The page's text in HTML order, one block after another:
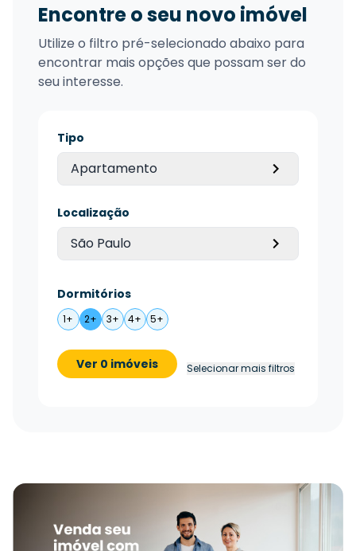
Encontre o seu novo imóvel
Utilize o filtro pré-selecionado abaixo para
encontrar mais opções que possam ser do
seu interesse.
Tipo
Apartamento
Localização
São Paulo
Dormitórios
1+ 2+ 3+ 4+ 5+
Ver 0 imóveis Selecionar mais filtros